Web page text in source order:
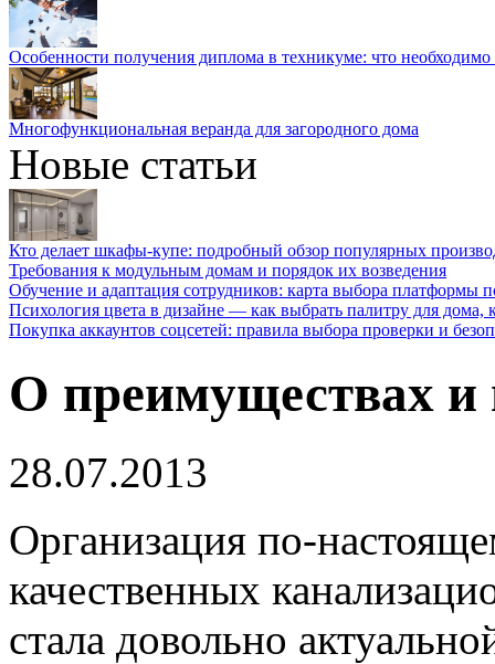
Особенности получения диплома в техникуме: что необходимо
Многофункциональная веранда для загородного дома
Новые статьи
Кто делает шкафы-купе: подробный обзор популярных
Требования к модульным домам и порядок их возведения
Обучение и адаптация сотрудников: карта выбора платформы
Психология цвета в дизайне — как выбрать палитру для дома,
Покупка аккаунтов соцсетей: правила выбора проверки и
О преимуществах и
28.07.2013
Организация по-
качественных
стала довольно